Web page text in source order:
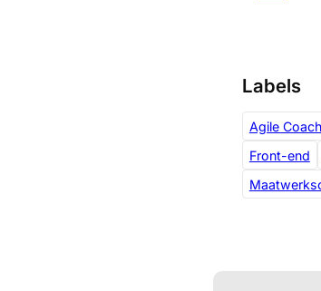
Labels
Agile
Front-end